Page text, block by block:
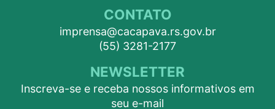
CONTATO
imprensa@cacapava.rs.gov.br
(55) 3281-2177
NEWSLETTER
Inscreva-se e receba nossos informativos em
seu e-mail